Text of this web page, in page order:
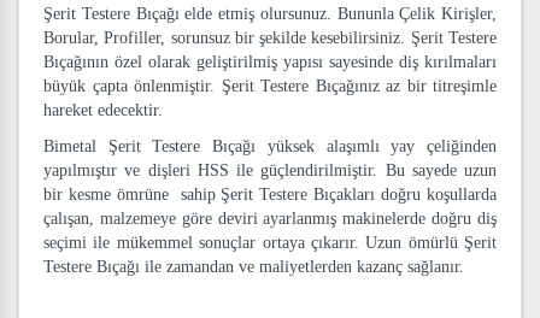
Şerit Testere Bıçağı elde etmiş olursunuz. Bununla Çelik Kirişler,
Borular, Profiller, sorunsuz bir şekilde kesebilirsiniz. Şerit Testere
Bıçağının özel olarak geliştirilmiş yapısı sayesinde diş kırılmaları
büyük çapta önlenmiştir. Şerit Testere Bıçağınız az bir titreşimle
hareket edecektir.
Bimetal Şerit Testere Bıçağı yüksek alaşımlı yay çeliğinden
yapılmıştır ve dişleri HSS ile güçlendirilmiştir. Bu sayede uzun
bir kesme ömrüne sahip Şerit Testere Bıçakları doğru koşullarda
çalışan, malzemeye göre deviri ayarlanmış makinelerde doğru diş
seçimi ile mükemmel sonuçlar ortaya çıkarır. Uzun ömürlü Şerit
Testere Bıçağı ile zamandan ve maliyetlerden kazanç sağlanır.